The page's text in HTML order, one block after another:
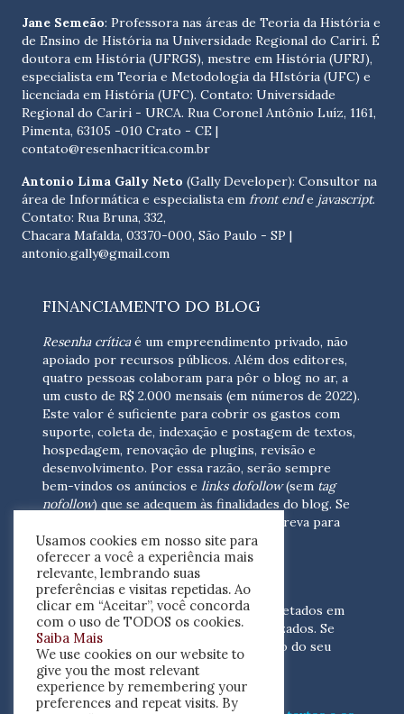
Jane Semeão: Professora nas áreas de Teoria da História e
de Ensino de História na Universidade Regional do Cariri. É
doutora em História (UFRGS), mestre em História (UFRJ),
especialista em Teoria e Metodologia da HIstória (UFC) e
licenciada em História (UFC). Contato: Universidade
Regional do Cariri - URCA. Rua Coronel Antônio Luíz, 1161,
Pimenta, 63105 -010 Crato - CE |
contato@resenhacritica.com.br
Antonio Lima Gally Neto (Gally Developer): Consultor na
área de Informática e especialista em front ende javascript.
Contato: Rua Bruna, 332,
Chacara Mafalda, 03370-000, São Paulo - SP |
antonio.gally@gmail.com
FINANCIAMENTO DO BLOG
Resenha críticaé um empreendimento privado, não
apoiado por recursos públicos. Além dos editores,
quatro pessoas colaboram para pôr o blog no ar, a
um custo de R$ 2.000 mensais (em números de 2022).
Este valor é suficiente para cobrir os gastos com
suporte, coleta de, indexação e postagem de textos,
hospedagem, renovação de plugins, revisão e
desenvolvimento. Por essa razão, serão sempre
bem-vindos os anúncios e links dofollow(sem tag
nofollow) que se adequem às finalidades do blog. Se
escreva para
nós(contato@resenhacritica.com.br)
FONTES E ACERVO
As resenhas, dossiês e sumários são coletados em
periódicos acadêmicos e sites especializados. Se
você tem interesse em divulgar o acervo do seu
periódico, escreva para nós
(contato@resenhacritica.com.br)
Usamos cookies em nosso site para
oferecer a você a experiência mais
relevante, lembrando suas
preferências e visitas repetidas. Ao
clicar em “Aceitar”, você concorda
com o uso de TODOS os cookies.
Saiba Mais
We use cookies on our website to
give you the most relevant
experience by remembering your
preferences and repeat visits. By